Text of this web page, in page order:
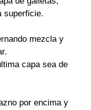
superficie.
mezcla y
capa sea de
por encima y